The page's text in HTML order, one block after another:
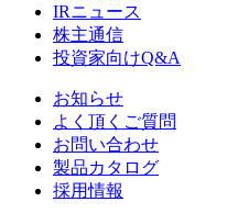
IRニュース
株主通信
投資家向けQ&A
お知らせ
よく頂くご質問
お問い合わせ
製品カタログ
採用情報